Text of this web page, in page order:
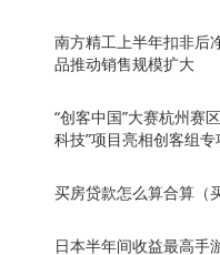
南方精工上半年扣非后
品推动销售规模扩大
“创客中国”大赛杭州赛
科技”项目亮相创客组
买房贷款怎么算合算（
日本半年间收益最高手